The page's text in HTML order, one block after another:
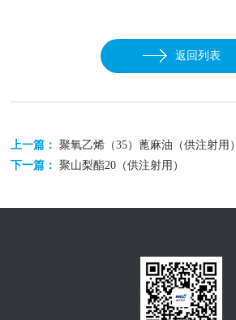
返回列表
上一篇：聚氧乙烯（35）蓖麻油（供注射用）
下一篇：聚山梨酯20（供注射用）